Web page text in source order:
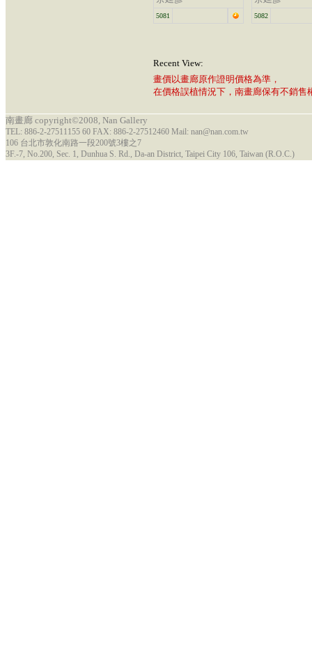
5081 5082
Recent View:
畫價以畫廊原作證明價格為準，
在價格誤植情況下，南畫廊保有不銷售
南畫廊 copyright©2008, Nan Gallery
TEL: 886-2-27511155 60 FAX: 886-2-27512460 Mail: nan@nan.com.tw
106 台北市敦化南路一段200號3樓之7
3F.-7, No.200, Sec. 1, Dunhua S. Rd., Da-an District, Taipei City 106, Taiwan (R.O.C.)